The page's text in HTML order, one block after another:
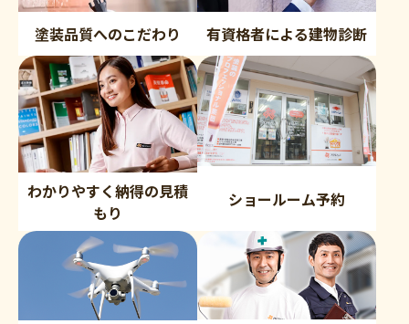
塗装品質へのこだわり 有資格者による建物診断
わかりやすく納得の見積
もり
ショールーム予約